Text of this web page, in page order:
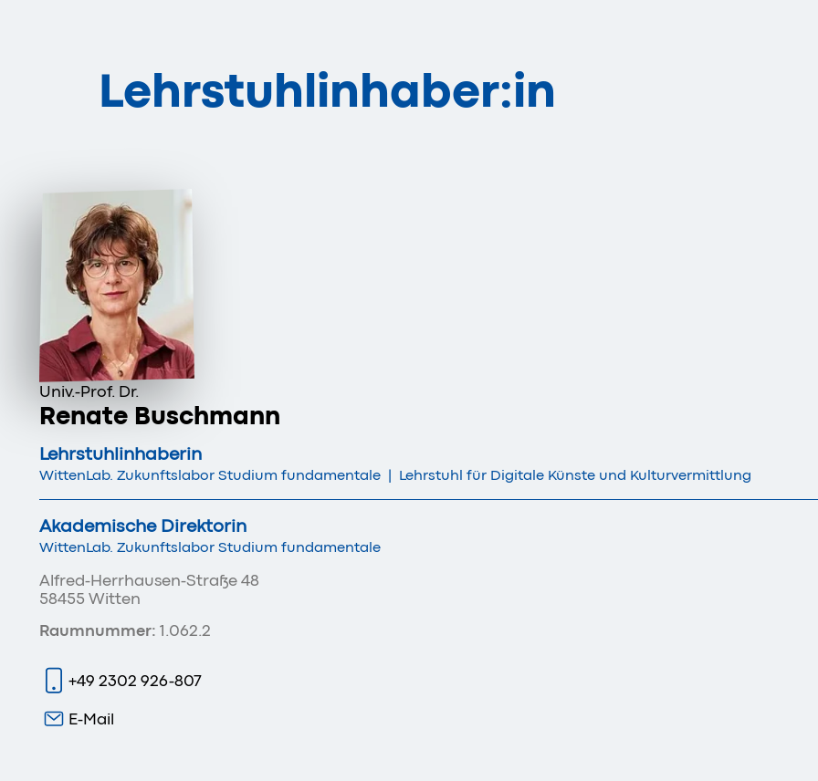
Lehrstuhlinhaber:in
Univ.-Prof. Dr.
Renate Buschmann
Lehrstuhlinhaberin
WittenLab. Zukunftslabor Studium fundamentale | Lehrstuhl für Digitale Künste und Kulturvermittlung
Akademische Direktorin
WittenLab. Zukunftslabor Studium fundamentale
Alfred-Herrhausen-Straße 48
58455 Witten
Raumnummer: 1.062.2
+49 2302 926-807
E-Mail